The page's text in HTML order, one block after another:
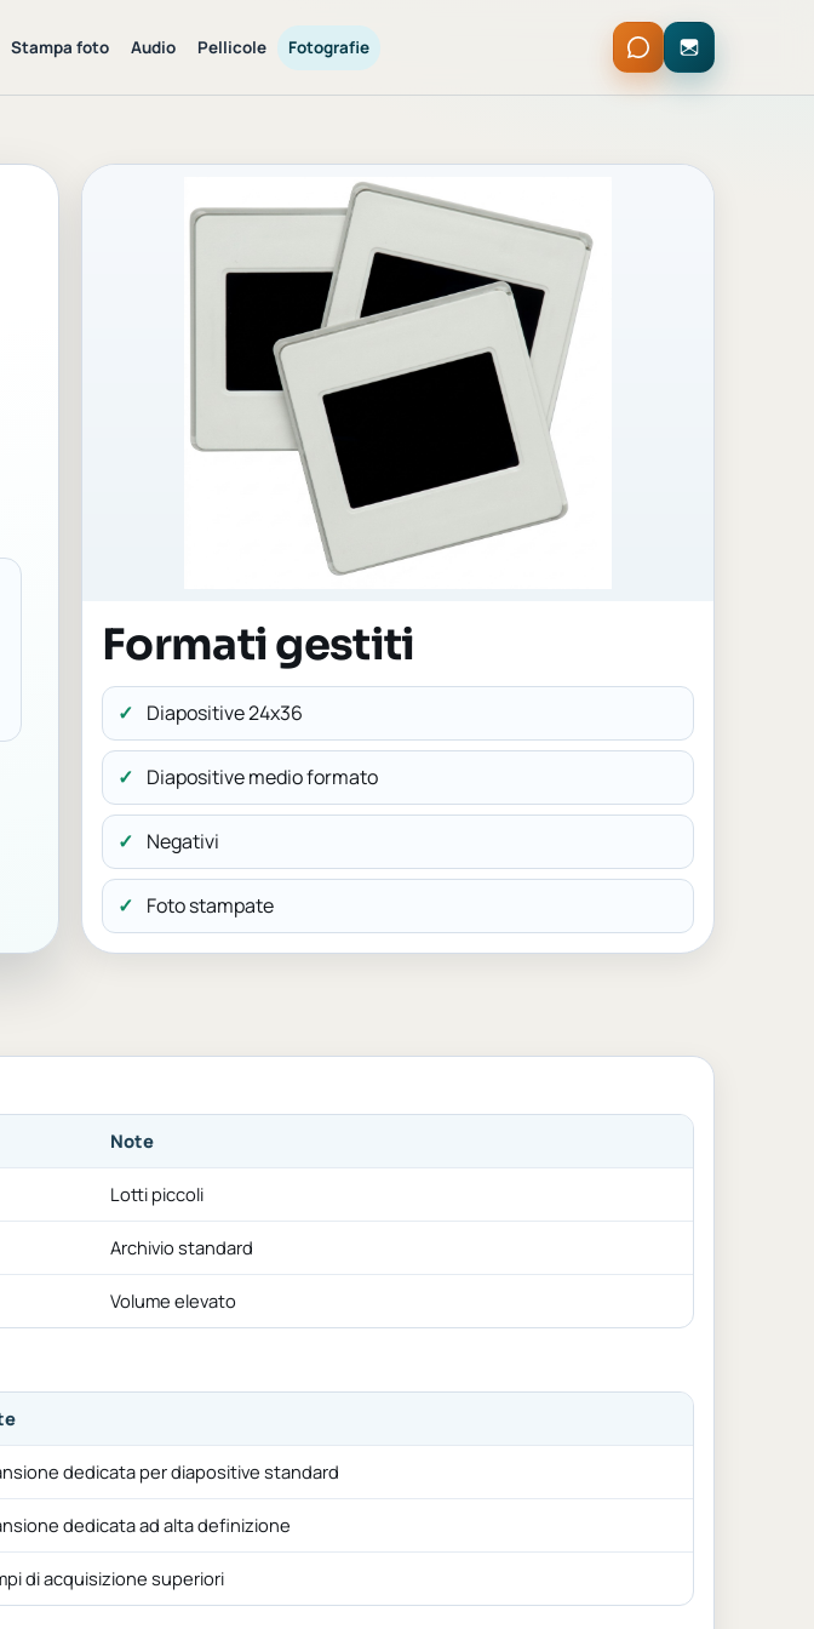
Stampa foto Audio Pellicole Fotografie
Formati gestiti
Diapositive 24x36
Diapositive medio formato
Negativi
Foto stampate
Note
Lotti piccoli
Archivio standard
Volume elevato
dedicata per diapositive standard
dedicata ad alta definizione
di acquisizione superiori